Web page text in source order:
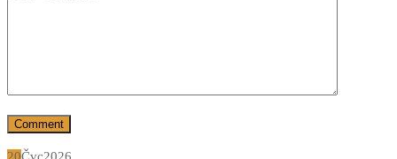
20Čvc2026